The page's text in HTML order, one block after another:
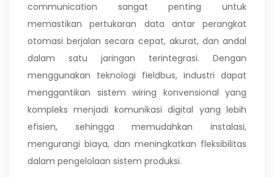
communication sangat penting untuk
memastikan pertukaran data antar perangkat
otomasi berjalan secara cepat, akurat, dan andal
dalam satu jaringan terintegrasi. Dengan
menggunakan teknologi fieldbus, industri dapat
menggantikan sistem wiring konvensional yang
kompleks menjadi komunikasi digital yang lebih
efisien, sehingga memudahkan instalasi,
mengurangi biaya, dan meningkatkan fleksibilitas
dalam pengelolaan sistem produksi.